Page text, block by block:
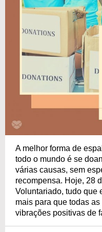
A melhor forma de
todo o mundo é se
várias causas, sem
recompensa. Hoje, 28
Voluntariado, tudo que
mais para que todas
vibrações positivas de